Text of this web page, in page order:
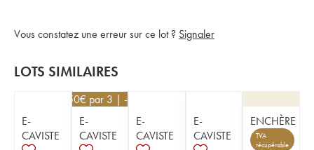
Vous constatez une erreur sur ce lot ? Signaler
LOTS SIMILAIRES
E-
CAVISTE
22,50€ par 3 | -10%
E-
CAVISTE
E-
CAVISTE
E-
CAVISTE
ENCHÈRE
TVA
récupérable